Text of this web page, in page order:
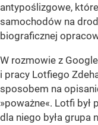
antypoślizgowe,
samochodów na
biograficznej
W rozmowie z
i pracy Lotfiego
sposobem na
»poważne«. Lotfi był
dla niego była grupa